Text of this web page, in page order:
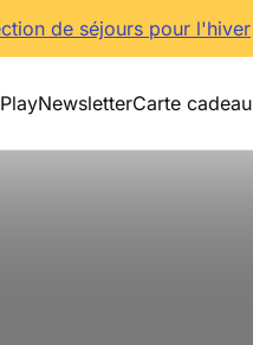
de séjours pour l'hiver
PlayNewsletterCarte cadeau